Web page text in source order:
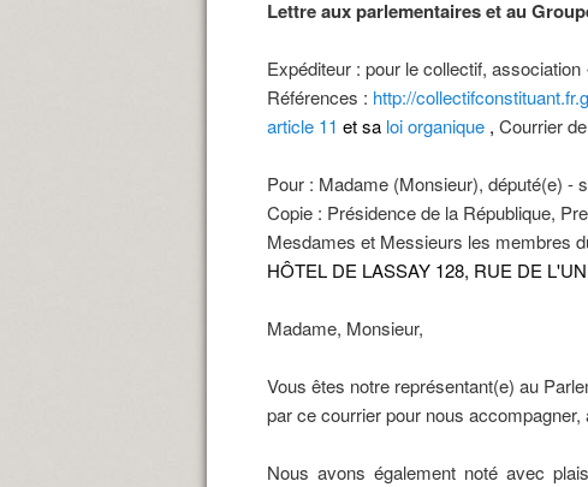
Lettre aux parlementaires et au
Expéditeur : pour le collectif, association
Références : http://
article 11 et sa loi organique , Courrier
Pour : Madame (Monsieur), député(e) -
Copie : Présidence de la République,
Mesdames et Messieurs les membres
HÔTEL DE LASSAY 128, RUE DE
Madame, Monsieur,
Vous êtes notre représentant(e) au
par ce courrier pour nous
Nous avons également noté avec